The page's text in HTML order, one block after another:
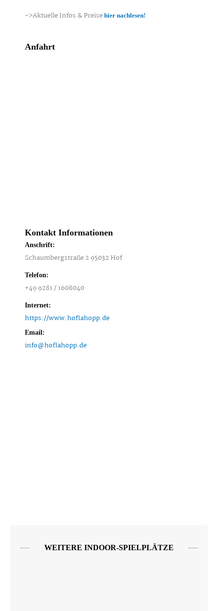
->Aktuelle Infos & Preisehier nachlesen!
Anfahrt
Kontakt Informationen
Anschrift:
Schaumbergstraße 2 95032 Hof
Telefon:
+49 9281 / 1608040
Internet:
https://www.hoflahopp.de
Email:
info@hoflahopp.de
WEITERE INDOOR-SPIELPLÄTZE